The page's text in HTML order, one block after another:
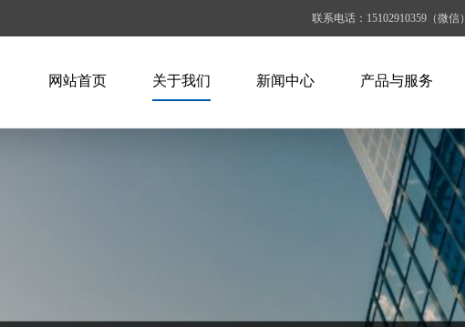
联系电话：15102910359（微信）
网站首页 关于我们 新闻中心 产品与服务
ABB产品
施耐德产品
百特工控产品
SEW产品
BLOCK产品